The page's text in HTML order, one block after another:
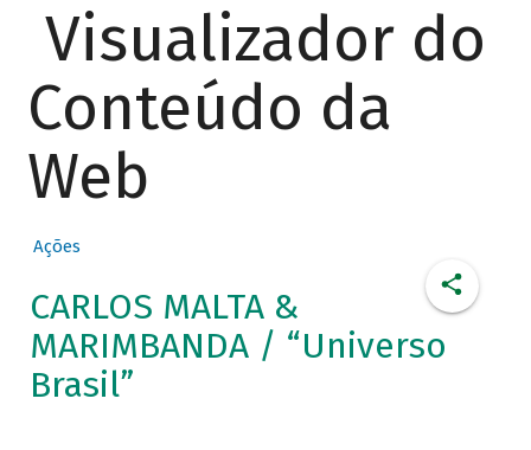
Visualizador do
Conteúdo da
Web
Ações
CARLOS MALTA &
MARIMBANDA / “Universo
Brasil”